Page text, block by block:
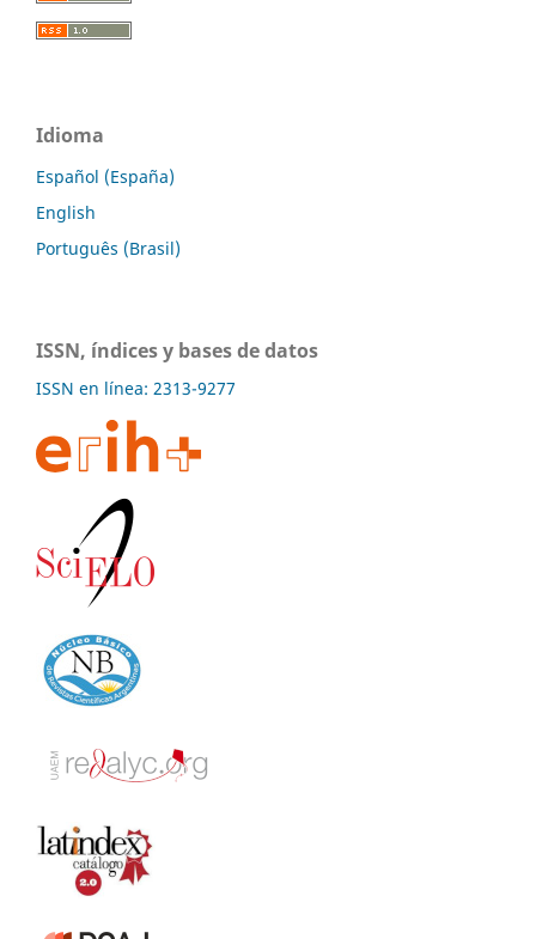
Idioma
Español (España)
English
Português (Brasil)
ISSN, índices y bases de datos
ISSN en línea: 2313-9277